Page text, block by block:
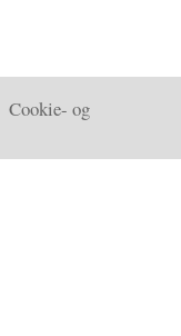
Cookie- og